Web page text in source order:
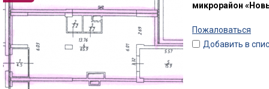
микрорайон
Пожаловаться
Добавить в